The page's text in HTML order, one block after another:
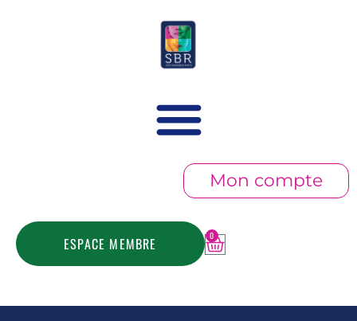
Mon compte
ESPACE MEMBRE 0